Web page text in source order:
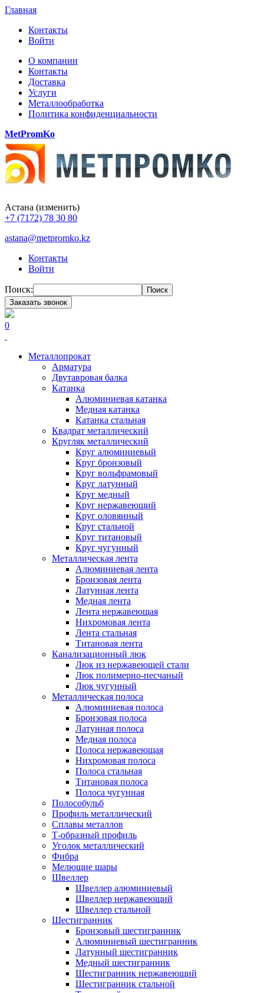
Главная
Контакты
Войти
О компании
Контакты
Доставка
Услуги
Металлообработка
Политика конфиденциальности
MetPromKo
Астана (изменить)
+7 (7172) 78 30 80
astana@metpromko.kz
Контакты
Войти
Поиск:
Поиск
Заказать звонок
0
Металлопрокат
Арматура
Двутавровая балка
Катанка
Алюминиевая катанка
Медная катанка
Катанка стальная
Квадрат металлический
Кругляк металлический
Круг алюминиевый
Круг бронзовый
Круг вольфрамовый
Круг латунный
Круг медный
Круг нержавеющий
Круг оловянный
Круг стальной
Круг титановый
Круг чугунный
Металлическая лента
Алюминиевая лента
Бронзовая лента
Латунная лента
Медная лента
Лента нержавеющая
Нихромовая лента
Лента стальная
Титановая лента
Канализационный люк
Люк из нержавеющей стали
Люк полимерно-песчаный
Люк чугунный
Металлическая полоса
Алюминиевая полоса
Бронзовая полоса
Латунная полоса
Медная полоса
Полоса нержавеющая
Нихромовая полоса
Полоса стальная
Титановая полоса
Полоса чугунная
Полособульб
Профиль металлический
Сплавы металлов
Т-образный профиль
Уголок металлический
Фибра
Мелющие шары
Швеллер
Швеллер алюминиевый
Швеллер нержавеющий
Швеллер стальной
Шестигранник
Бронзовый шестигранник
Алюминиевый шестигранник
Латунный шестигранник
Медный шестигранник
Шестигранник нержавеющий
Шестигранник стальной